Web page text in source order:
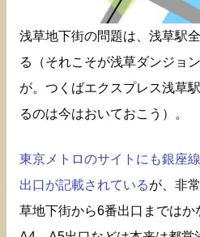
浅草地下街の問題は、浅草駅
る（それこそが浅草ダンジョ
が。つくばエクスプレス浅草
るのは今はおいておこう）。
東京メトロのサイトにも銀座
出口が記載されているが、非
草地下街から6番出口まではか